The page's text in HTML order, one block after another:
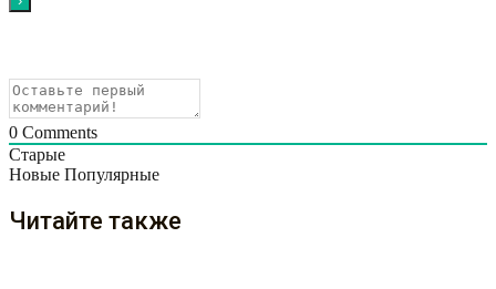
0 Comments
Старые
Новые Популярные
Читайте также